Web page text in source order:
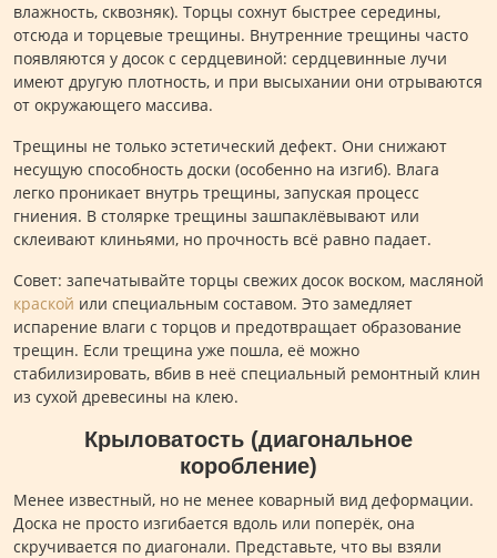
влажность, сквозняк). Торцы сохнут быстрее середины,
отсюда и торцевые трещины. Внутренние трещины часто
появляются у досок с сердцевиной: сердцевинные лучи
имеют другую плотность, и при высыхании они отрываются
от окружающего массива.
Трещины не только эстетический дефект. Они снижают
несущую способность доски (особенно на изгиб). Влага
легко проникает внутрь трещины, запуская процесс
гниения. В столярке трещины зашпаклёвывают или
склеивают клиньями, но прочность всё равно падает.
Совет: запечатывайте торцы свежих досок воском, масляной
краской или специальным составом. Это замедляет
испарение влаги с торцов и предотвращает образование
трещин. Если трещина уже пошла, её можно
стабилизировать, вбив в неё специальный ремонтный клин
из сухой древесины на клею.
Крыловатость (диагональное
коробление)
Менее известный, но не менее коварный вид деформации.
Доска не просто изгибается вдоль или поперёк, она
скручивается по диагонали. Представьте, что вы взяли